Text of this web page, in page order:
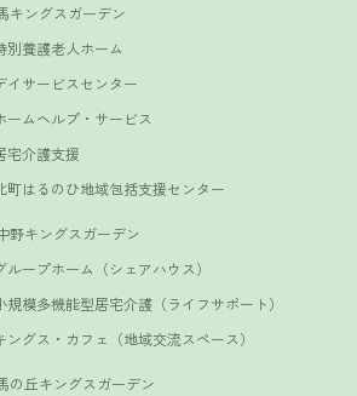
キングスガーデン
別養護老人ホーム
イサービスセンター
ームヘルプ・サービス
宅介護支援
町はるのひ地域包括支援センター
野キングスガーデン
ループホーム（シェアハウス）
規模多機能型居宅介護（ライフサポート）
ングス・カフェ（地域交流スペース）
の丘キングスガーデン